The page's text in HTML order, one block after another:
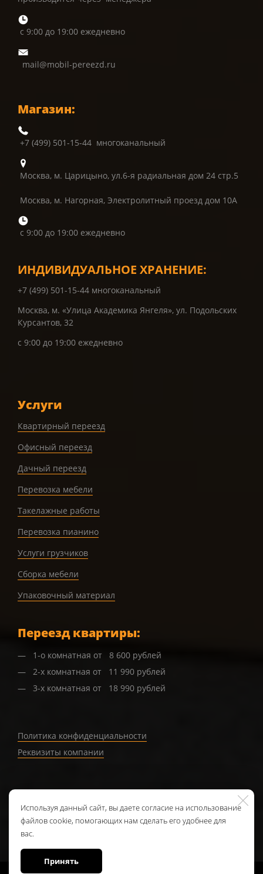
Используя данный сайт, вы даете согласие на использование
файлов cookie, помогающих нам сделать его удобнее для
вас.
Принять
с 9:00 до 19:00 ежедневно
mail@mobil-pereezd.ru
Магазин:
+7 (499) 501-15-44 многоканальный
Москва, м. Царицыно, ул.6-я радиальная дом 24 стр.5
Москва, м. Нагорная, Электролитный проезд дом 10А
с 9:00 до 19:00 ежедневно
ИНДИВИДУАЛЬНОЕ ХРАНЕНИЕ:
+7 (499) 501-15-44 многоканальный
Москва, м. «Улица Академика Янгеля», ул. Подольских
Курсантов, 32
с 9:00 до 19:00 ежедневно
Услуги
Квартирный переезд
Офисный переезд
Дачный переезд
Перевозка мебели
Такелажные работы
Перевозка пианино
Услуги грузчиков
Сборка мебели
Упаковочный материал
Переезд квартиры:
1-о комнатная от 8 600 рублей
2-х комнатная от 11 990 рублей
3-х комнатная от 18 990 рублей
Политика конфиденциальности
Реквизиты компании
Обратная связь